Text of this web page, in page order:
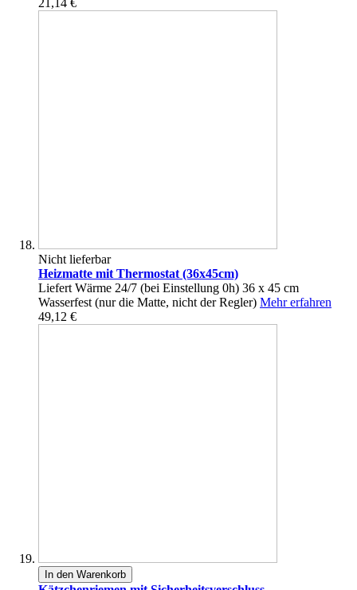
21,14 €
Nicht lieferbar
Heizmatte mit Thermostat (36x45cm)
Liefert Wärme 24/7 (bei Einstellung 0h) 36 x 45 cm
Wasserfest (nur die Matte, nicht der Regler) Mehr erfahren
49,12 €
In den Warenkorb